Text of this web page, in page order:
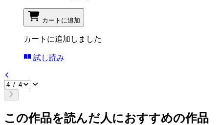
カートに追加
カートに追加しました
試し読み
この作品を読んだ人におすすめの作品